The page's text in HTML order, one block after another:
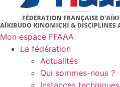
Mon espace FFAAA
La fédération
Actualités
Qui sommes-nous ?
Instances techniques